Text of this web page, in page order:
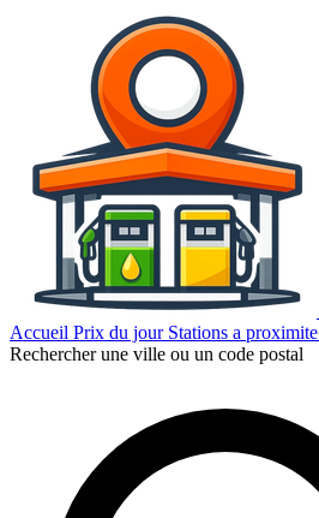
Accueil Prix du jour Stations a proximite
Rechercher une ville ou un code postal